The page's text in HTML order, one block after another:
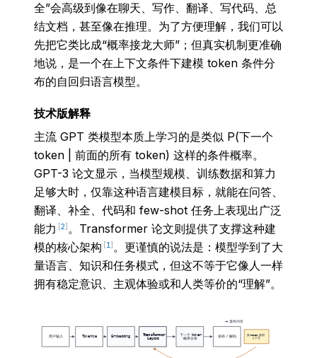
全”会高级到像在聊天、写作、翻译、写代码、总
结文档，甚至像在推理。为了方便理解，我们可以
先把它类比成“概率接龙大师”；但真实机制更准确
地说，是一个在上下文条件下建模 token 条件分
布的自回归语言模型。
技术版解释
主流 GPT 类模型本质上学习的是类似 P(下一个
token | 前面的所有 token) 这样的条件概率。
GPT-3 论文显示，当模型规模、训练数据和算力
足够大时，仅靠这种语言建模目标，就能在问答、
翻译、补全、代码和 few-shot 任务上表现出广泛
能力 [2] 。Transformer 论文则提供了支撑这种建
模的核心架构 [1 ] 。更谨慎的说法是：模型学到了大
量语言、知识和任务模式，但这不等于它像人一样
拥有稳定意识、主观体验或和人类等价的“理解”。